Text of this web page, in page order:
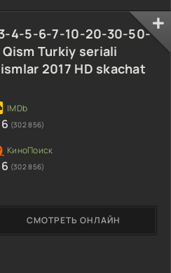
4-5-6-7-10-20-30-50-
Turkiy seriali
2017 HD skachat
СМОТРЕТЬ ОНЛАЙН
(302 856)
(302 856)